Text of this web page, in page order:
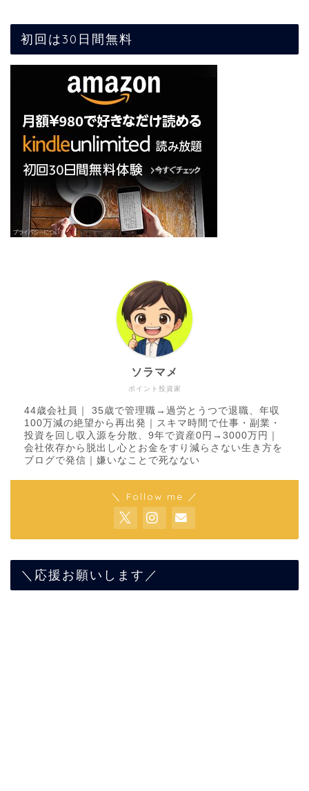
初回は30日間無料
ポイント投資家
ソラマメ
44歳会社員｜ 35歳で管理職→過労とうつで退職、年収
100万減の絶望から再出発｜スキマ時間で仕事・副業・
投資を回し収入源を分散、9年で資産0円→3000万円｜
会社依存から脱出し心とお金をすり減らさない生き方を
ブログで発信｜嫌いなことで死なない
＼ Follow me ／
＼応援お願いします／